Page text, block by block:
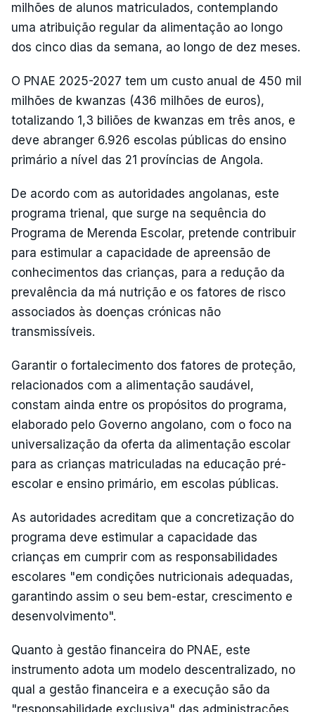
milhões de alunos matriculados, contemplando
uma atribuição regular da alimentação ao longo
dos cinco dias da semana, ao longo de dez meses.
O PNAE 2025-2027 tem um custo anual de 450 mil
milhões de kwanzas (436 milhões de euros),
totalizando 1,3 biliões de kwanzas em três anos, e
deve abranger 6.926 escolas públicas do ensino
primário a nível das 21 províncias de Angola.
De acordo com as autoridades angolanas, este
programa trienal, que surge na sequência do
Programa de Merenda Escolar, pretende contribuir
para estimular a capacidade de apreensão de
conhecimentos das crianças, para a redução da
prevalência da má nutrição e os fatores de risco
associados às doenças crónicas não
transmissíveis.
Garantir o fortalecimento dos fatores de proteção,
relacionados com a alimentação saudável,
constam ainda entre os propósitos do programa,
elaborado pelo Governo angolano, com o foco na
universalização da oferta da alimentação escolar
para as crianças matriculadas na educação pré-
escolar e ensino primário, em escolas públicas.
As autoridades acreditam que a concretização do
programa deve estimular a capacidade das
crianças em cumprir com as responsabilidades
escolares "em condições nutricionais adequadas,
garantindo assim o seu bem-estar, crescimento e
desenvolvimento".
Quanto à gestão financeira do PNAE, este
instrumento adota um modelo descentralizado, no
qual a gestão financeira e a execução são da
"responsabilidade exclusiva" das administrações